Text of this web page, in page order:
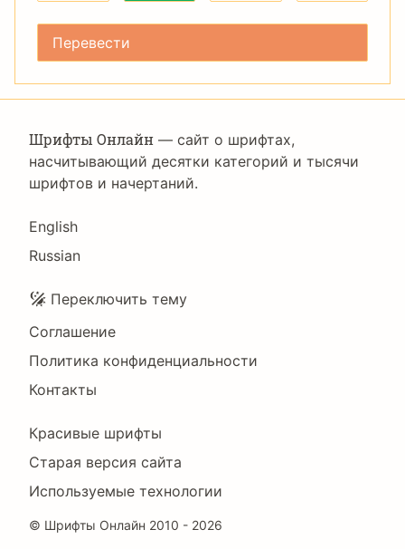
Шрифты Онлайн — сайт о шрифтах,
насчитывающий десятки категорий и тысячи
шрифтов и начертаний.
Language
English
Russian
Подвал
Переключить тему
Соглашение
Политика конфиденциальности
Контакты
Footer
Right
Красивые шрифты
Старая версия сайта
Используемые технологии
© Шрифты Онлайн 2010 - 2026